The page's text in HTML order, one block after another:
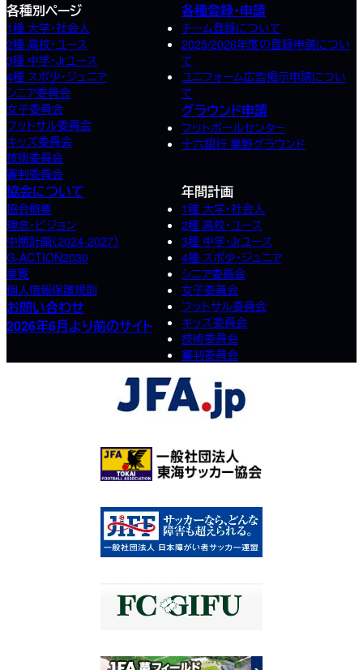
各種別ページ
1種 大学・社会人
2種 高校･ユース
3種 中学･Jrユース
4種 スポ少･ジュニア
シニア委員会
女子委員会
フットサル委員会
キッズ委員会
技術委員会
審判委員会
各種登録・申請
チーム登録について
2025/2026年度の登録申請につい
て
ユニフォーム広告掲示申請につい
て
グラウンド申請
フットボールセンター
十六銀行 粟野グラウンド
協会について
協会概要
理念・ビジョン
中期計画（2024-2027）
G-ACTION2030
要覧
個人情報保護規則
お問い合わせ
2026年6月より前のサイト
年間計画
1種 大学・社会人
2種 高校･ユース
3種 中学･Jrユース
4種 スポ少･ジュニア
シニア委員会
女子委員会
フットサル委員会
キッズ委員会
技術委員会
審判委員会